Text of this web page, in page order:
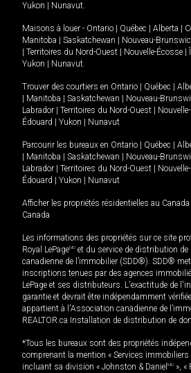
Yukon
Nunavut.
Maisons à louer - Ontario Québec Alberta
Manitoba
Saskatchewan Nouveau-
Territoires du Nord-Ouest Nouvelle-Écosse
Yukon
Nunavut.
Trouver des courtiers en Ontario Québec
Manitoba Saskatchewan Nouveau-
Labrador
Territoires du Nord-Ouest
Édouard
Yukon Nunavut
Parcourir les bureaux en Ontario Québec
Manitoba Saskatchewan Nouveau-
Labrador
Territoires du Nord-Ouest
Édouard
Yukon Nunavut
Afficher les propriétés résidentielles au Canada
Canada
Les informations des propriétés sur ce site
Royal LePageMD et du service de distribution
canadienne de l’immobilier (SDD®). SDD® met
inscriptions tenues par des agences
LePage et ses distributeurs. L'exactitude de
garantie et devrait être indépendamment
appartient à l'Association canadienne de
REALTOR.ca Installation de distribution de
*Tous les bureaux sont des propriétés
comprenant la mention « Services immobiliers
incluant sa division « Johnston & Daniel MD », «